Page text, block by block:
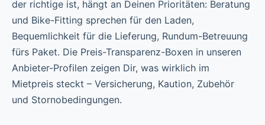
der richtige ist, hängt an Deinen Prioritäten: Beratung
und Bike-Fitting sprechen für den Laden,
Bequemlichkeit für die Lieferung, Rundum-Betreuung
fürs Paket. Die Preis-Transparenz-Boxen in unseren
Anbieter-Profilen zeigen Dir, was wirklich im
Mietpreis steckt – Versicherung, Kaution, Zubehör
und Stornobedingungen.